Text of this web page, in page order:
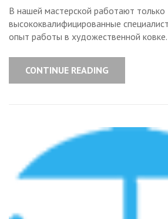
опыт
работы
свыше
12
лет!
В нашей мастерской работают только
высококвалифицированные
опыт работы в художественной ковке.
CONTINUE READING